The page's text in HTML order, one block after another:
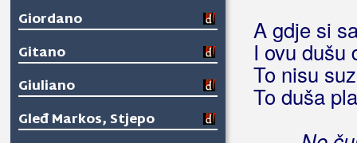
Giordano
Gitano
Giuliano
Gleđ Markos, Stjepo
A gdje si
I ovu dušu
To nisu
To duša